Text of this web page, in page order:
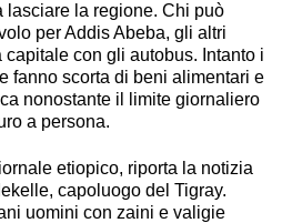
la regione. Chi può
per Addis Abeba, gli altri
con gli autobus. Intanto i
fanno scorta di beni alimentari e
nonostante il limite giornaliero
a persona.
etiopico, riporta la notizia
capoluogo del Tigray.
uomini con zaini e valigie